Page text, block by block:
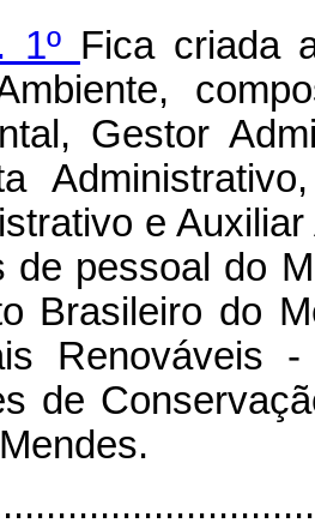
1º Fica criada
Gestor
e
de pessoal do
Brasileiro do
Renováveis
de